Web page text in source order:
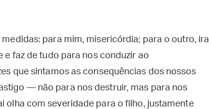
para mim, misericórdia; para o outro, ira
e faz de tudo para nos conduzir ao
que sintamos as consequências dos nossos
— não para nos destruir, mas para nos
olha com severidade para o filho, justamente